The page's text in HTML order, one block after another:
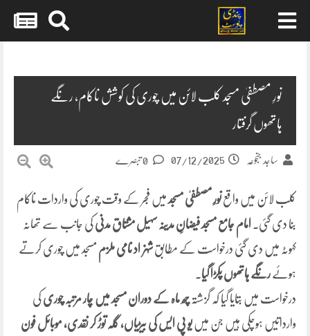
نورِ مصطفیٰ مسجد کلب لائن میں چوری کی کوشش ناکام، رنگے
ہاتھوں گرفتار
ساجد جنجوعہ 07/12/2025
کلب لائن میں واقعنورِ مصطفیٰ مسجد میں فجر کے وقت چوری کی واردات ناکام
بنا دی گئی۔ امام جامع مسجد فیضانِ مدینہ سہیل مشتاق مدنیکی جانب سے تھانہ
کہوٹہ میں دی گئی درخواست کے مطابقشہزاد نامی ملزم مسجد میں چوری کرتے
ہوئے رنگے ہاتھوں پکڑا گیا
درخواست میں بتایا گیا کہ گزشتہچھ ماہ کے دوران مسجد میں چار مرتبہ چوریکی
وارداتیں ہوچکی ہیں جن میں یو پی ایس کی بیڑیاں، گلہ توڑ کر نقدی، موبائل فون